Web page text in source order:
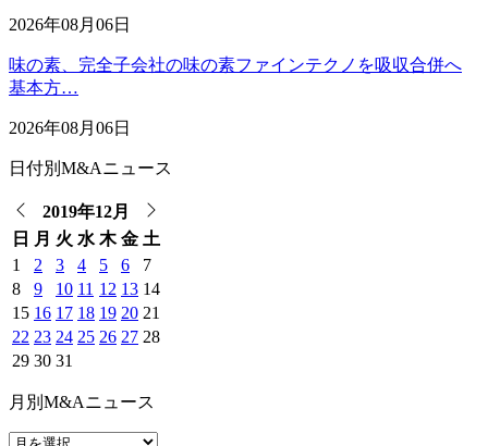
2026年08月06日
味の素、完全子会社の味の素ファインテクノを吸収合併へ
基本方…
2026年08月06日
日付別M&Aニュース
2019年12月
日 月 火 水 木 金 土
1
2 3 4 5 6
7
8
9 10 11 12 13 14
15 16 17 18 19 20 21
22 23 24 25 26 27 28
29 30 31
月別M&Aニュース